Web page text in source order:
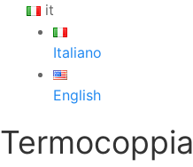
it
Italiano
English
Termocoppia